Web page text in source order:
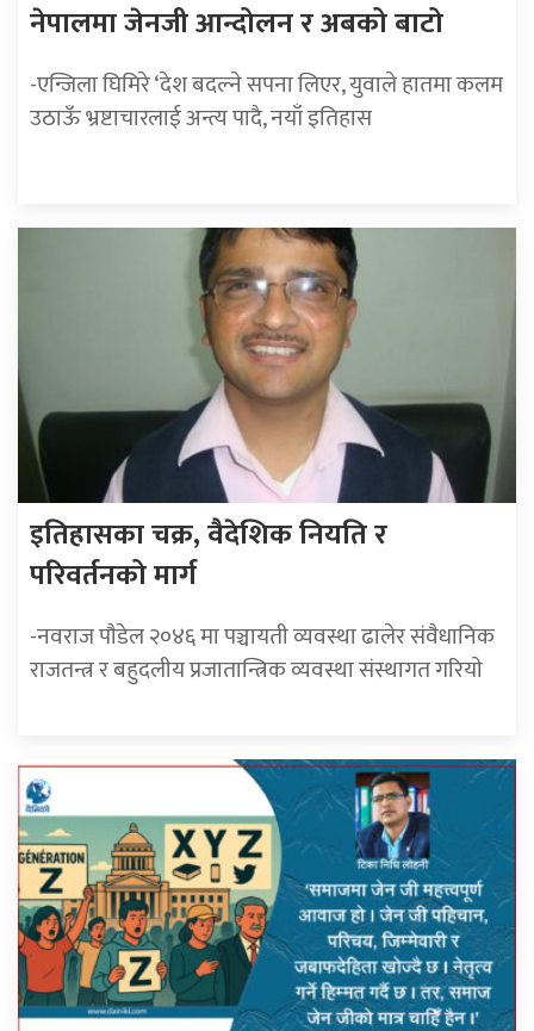
नेपालमा जेनजी आन्दोलन र अबको बाटो
-एन्जिला घिमिरे ‘देश बदल्ने सपना लिएर, युवाले हातमा कलम
उठाऊँ भ्रष्टाचारलाई अन्त्य पादै, नयाँ इतिहास
इतिहासका चक्र, वैदेशिक नियति र
परिवर्तनको मार्ग
-नवराज पाैडेल २०४६ मा पञ्चायती व्यवस्था ढालेर संवैधानिक
राजतन्त्र र बहुदलीय प्रजातान्त्रिक व्यवस्था संस्थागत गरियाे